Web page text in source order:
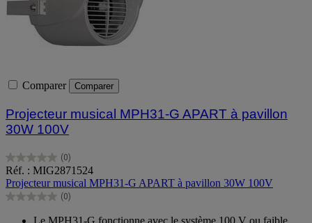
Comparer Comparer
Projecteur musical MPH31-G APART à pavillon
30W 100V
(0)
0.0
sur
5
étoiles.
Réf. : MIG2871524
Projecteur musical MPH31-G APART à pavillon 30W 100V
(0)
0.0
Le MPH31-G fonctionne avec le système 100 V ou faible